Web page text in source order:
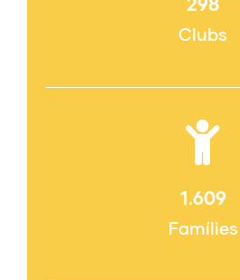
Clubs
Famílies
1.609